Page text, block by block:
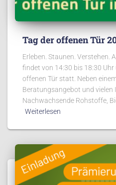
Tag der offenen Tür
Erleben. Staunen. Verstehen.
findet von 14:30 bis 18:30
offenen Tür statt. Neben
Beratungsangebot und
Nachwachsende Rohstoffe,
Weiterlesen